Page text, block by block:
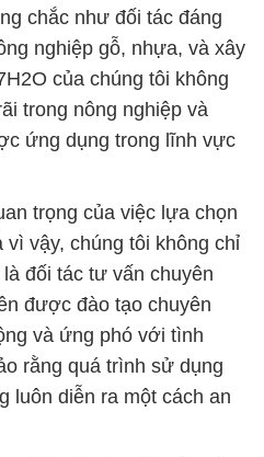
chắc như đối tác đáng
nghiệp gỗ, nhựa, và xây
của chúng tôi không
trong nông nghiệp và
ứng dụng trong lĩnh vực
trọng của việc lựa chọn
vì vậy, chúng tôi không chỉ
đối tác tư vấn chuyên
được đào tạo chuyên
và ứng phó với tình
rằng quá trình sử dụng
luôn diễn ra một cách an